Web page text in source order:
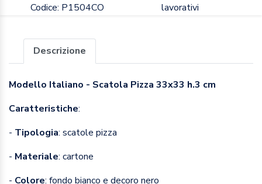
Codice: P1504CO
lavorativi
Descrizione
Modello Italiano - Scatola Pizza 33x33 h.3 cm
Caratteristiche:
- Tipologia: scatole pizza
- Materiale: cartone
- Colore: fondo bianco e decoro nero